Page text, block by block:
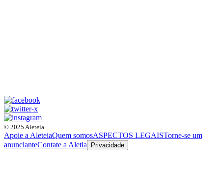
© 2025 Aleteia
Apoie a AleteiaQuem somosASPECTOS LEGAISTorne-se um
anuncianteContate a Aletia Privacidade